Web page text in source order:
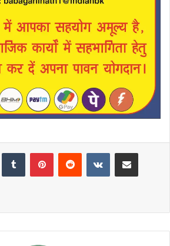
Tumblr PinterestReddit VKontakteShare via Email